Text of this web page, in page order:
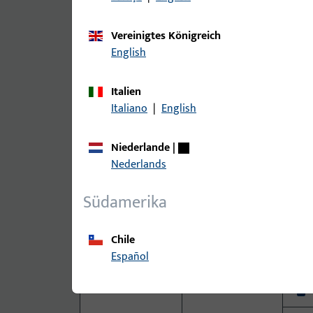
Panikschlösser
verriegelnd)
Panikschlösser
x
Vereinigtes Königreich
English
Italien
Italiano | English
Niederlande|
Nederlands
Südamerika
Chile
Español